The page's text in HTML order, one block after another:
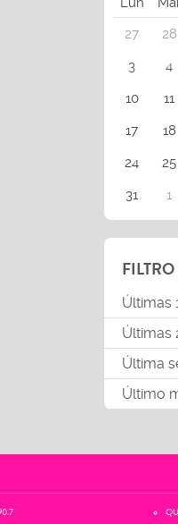
27
28
3
4
10
11
17
18
24
25
31
1
Últimas
Últimas
Última
Último